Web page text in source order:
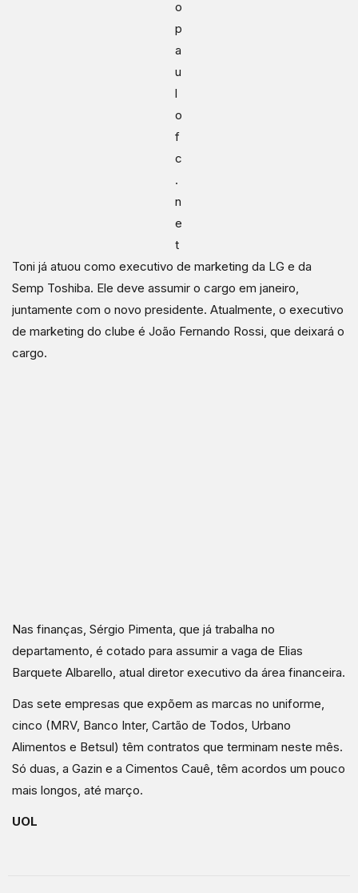
o
p
a
u
l
o
f
c
.
n
e
t
Toni já atuou como executivo de marketing da LG e da
Semp Toshiba. Ele deve assumir o cargo em janeiro,
juntamente com o novo presidente. Atualmente, o executivo
de marketing do clube é João Fernando Rossi, que deixará o
cargo.
Nas finanças, Sérgio Pimenta, que já trabalha no
departamento, é cotado para assumir a vaga de Elias
Barquete Albarello, atual diretor executivo da área financeira.
Das sete empresas que expõem as marcas no uniforme,
cinco (MRV, Banco Inter, Cartão de Todos, Urbano
Alimentos e Betsul) têm contratos que terminam neste mês.
Só duas, a Gazin e a Cimentos Cauê, têm acordos um pouco
mais longos, até março.
UOL